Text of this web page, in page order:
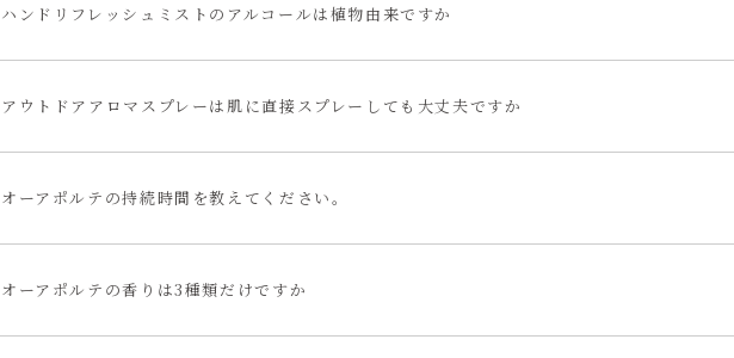
ハンドリフレッシュミストのアルコールは植物由来ですか
アウトドアアロマスプレーは肌に直接スプレーしても大丈夫ですか
オーアポルテの持続時間を教えてください。
オーアポルテの香りは3種類だけですか